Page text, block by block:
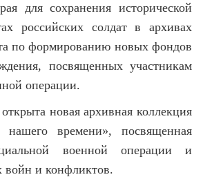
для сохранения исторической
российских солдат в архивах
по формированию новых фондов
посвященных участникам
операции.
новая архивная коллекция
времени», посвященная
военной операции и
войн и конфликтов.